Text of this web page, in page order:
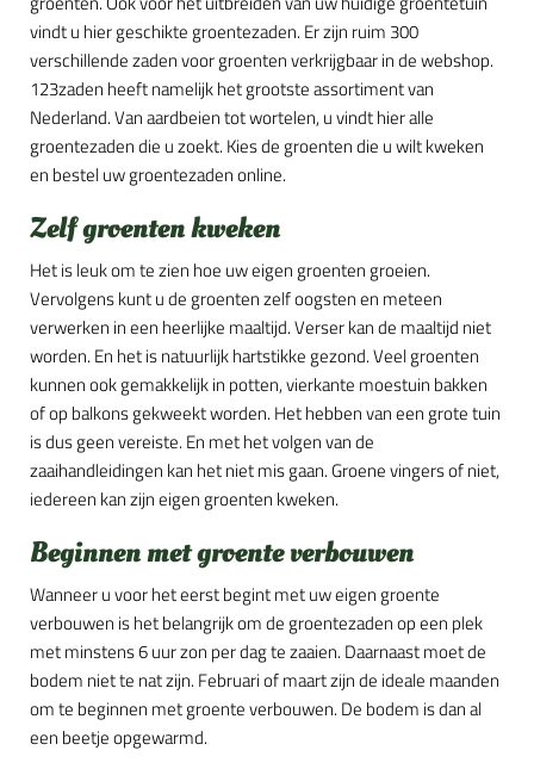
vindt u hier geschikte groentezaden. Er zijn ruim 300
verschillende zaden voor groenten verkrijgbaar in de webshop.
123zaden heeft namelijk het grootste assortiment van
Nederland. Van aardbeien tot wortelen, u vindt hier alle
groentezaden die u zoekt. Kies de groenten die u wilt kweken
en bestel uw groentezaden online.
Zelf groenten kweken
Het is leuk om te zien hoe uw eigen groenten groeien.
Vervolgens kunt u de groenten zelf oogsten en meteen
verwerken in een heerlijke maaltijd. Verser kan de maaltijd niet
worden. En het is natuurlijk hartstikke gezond. Veel groenten
kunnen ook gemakkelijk in potten, vierkante moestuin bakken
of op balkons gekweekt worden. Het hebben van een grote tuin
is dus geen vereiste. En met het volgen van de
zaaihandleidingen kan het niet mis gaan. Groene vingers of niet,
iedereen kan zijn eigen groenten kweken.
Beginnen met groente verbouwen
Wanneer u voor het eerst begint met uw eigen groente
verbouwen is het belangrijk om de groentezaden op een plek
met minstens 6 uur zon per dag te zaaien. Daarnaast moet de
bodem niet te nat zijn. Februari of maart zijn de ideale maanden
om te beginnen met groente verbouwen. De bodem is dan al
een beetje opgewarmd.